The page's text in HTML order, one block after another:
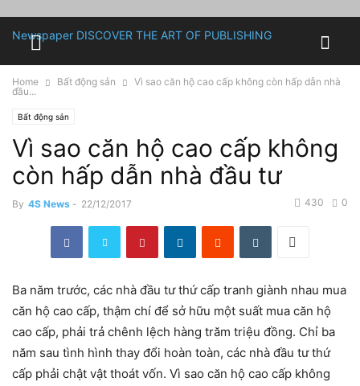
Newspaper DISCOVER THE ART OF PUBLISHING
Home Bất động sản
Vì sao căn hộ cao cấp không còn hấp dẫn nhà
đầu...
Bất động sản
Vì sao căn hộ cao cấp không
còn hấp dẫn nhà đầu tư
By 4S News - 22/12/2017 0
430
Ba năm trước, các nhà đầu tư thứ cấp tranh giành nhau mua
căn hộ cao cấp, thậm chí để sở hữu một suất mua căn hộ
cao cấp, phải trả chênh lệch hàng trăm triệu đồng. Chỉ ba
năm sau tình hình thay đổi hoàn toàn, các nhà đầu tư thứ
cấp phải chật vật thoát vốn. Vì sao căn hộ cao cấp không